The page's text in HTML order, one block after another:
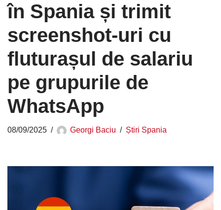
în Spania și trimit
screenshot-uri cu
fluturașul de salariu
pe grupurile de
WhatsApp
08/09/2025 Georgi Baciu Știri Spania